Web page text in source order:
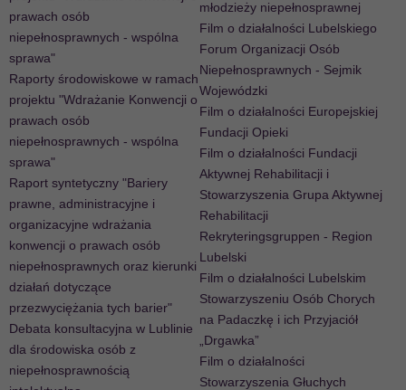
prawach osób
niepełnosprawnych - wspólna
sprawa"
Raporty środowiskowe w ramach
projektu "Wdrażanie Konwencji o
prawach osób
niepełnosprawnych - wspólna
sprawa"
Raport syntetyczny "Bariery
prawne, administracyjne i
organizacyjne wdrażania
konwencji o prawach osób
niepełnosprawnych oraz kierunki
działań dotyczące
przezwyciężania tych barier"
Debata konsultacyjna w Lublinie
dla środowiska osób z
niepełnosprawnością
młodzieży niepełnosprawnej
Film o działalności Lubelskiego
Forum Organizacji Osób
Niepełnosprawnych - Sejmik
Wojewódzki
Film o działalności Europejskiej
Fundacji Opieki
Film o działalności Fundacji
Aktywnej Rehabilitacji i
Stowarzyszenia Grupa Aktywnej
Rehabilitacji
Rekryteringsgruppen - Region
Lubelski
Film o działalności Lubelskim
Stowarzyszeniu Osób Chorych
na Padaczkę i ich Przyjaciół
„Drgawka”
Film o działalności
Stowarzyszenia Głuchych